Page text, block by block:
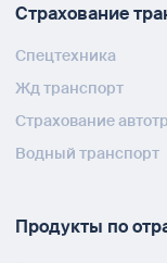
Страхование
Спецтехника
Жд транспорт
Страхование
Водный транспорт
Продукты по